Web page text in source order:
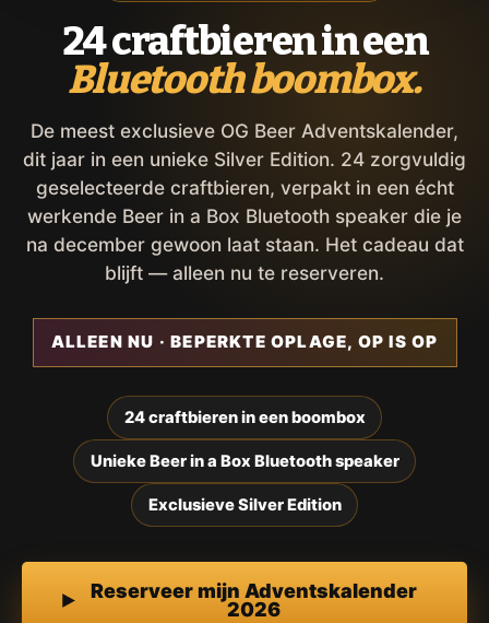
24 craftbieren in een
Bluetooth boombox.
De meest exclusieve OG Beer Adventskalender,
dit jaar in een unieke Silver Edition. 24 zorgvuldig
geselecteerde craftbieren, verpakt in een écht
werkende Beer in a Box Bluetooth speaker die je
na december gewoon laat staan. Het cadeau dat
blijft — alleen nu te reserveren.
ALLEEN NU · BEPERKTE OPLAGE, OP IS OP
24 craftbieren in een boombox
Unieke Beer in a Box Bluetooth speaker
Exclusieve Silver Edition
Reserveer mijn Adventskalender
2026